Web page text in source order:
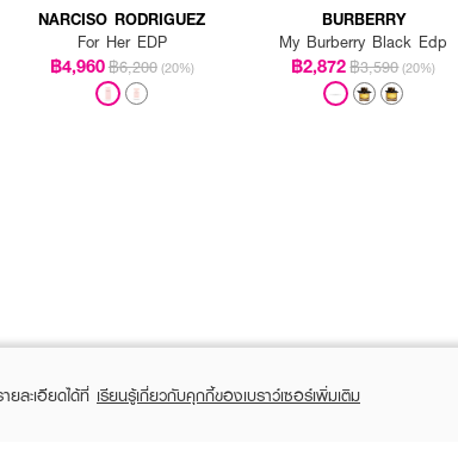
NARCISO RODRIGUEZ
For Her EDP
฿4,960฿6,200 (20%)
BURBERRY
My Burberry Black Edp
฿2,872฿3,590 (20%)
ละเอียดได้ที่ เรียนรู้เกี่ยวกับคุกกี้ของเบราว์เซอร์เพิ่มเติม